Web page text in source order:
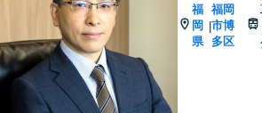
福
岡
県
|
福岡
市博
多区